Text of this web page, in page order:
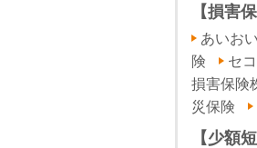
【損害
あいお
険
セ
損害保険
災保険
【少額